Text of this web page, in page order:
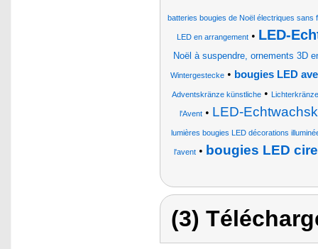
batteries bougies de Noël électriques sans
LED en arrangement • LED-
Noël à suspendre, ornements 3D
Wintergestecke • bougies LED
Adventskränze künstliche • Lichterkränze
l'Avent • LED-
lumières bougies LED décorations
l'avent • bougies LED
(3)